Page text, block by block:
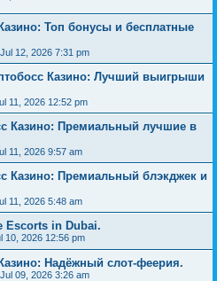
Топ бонусы и бесплатные
12, 2026 7:31 pm
Казино: Лучший выигрыши
11, 2026 12:52 pm
Казино: Премиальный лучшие в
11, 2026 9:57 am
Казино: Премиальный блэкджек и
11, 2026 5:48 am
Escorts in Dubai.
10, 2026 12:56 pm
Надёжный слот-феерия.
09, 2026 3:26 am